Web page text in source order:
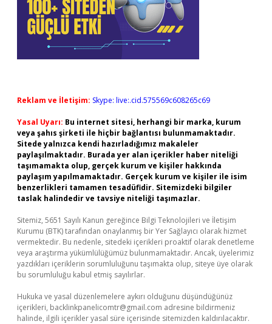
Reklam ve İletişim: Skype: live:.cid.575569c608265c69
Yasal Uyarı: Bu internet sitesi, herhangi bir marka, kurum
veya şahıs şirketi ile hiçbir bağlantısı bulunmamaktadır.
Sitede yalnızca kendi hazırladığımız makaleler
paylaşılmaktadır. Burada yer alan içerikler haber niteliği
taşımamakta olup, gerçek kurum ve kişiler hakkında
paylaşım yapılmamaktadır. Gerçek kurum ve kişiler ile isim
benzerlikleri tamamen tesadüfidir. Sitemizdeki bilgiler
taslak halindedir ve tavsiye niteliği taşımazlar.
Sitemiz, 5651 Sayılı Kanun gereğince Bilgi Teknolojileri ve İletişim
Kurumu (BTK) tarafından onaylanmış bir Yer Sağlayıcı olarak hizmet
vermektedir. Bu nedenle, sitedeki içerikleri proaktif olarak denetleme
veya araştırma yükümlülüğümüz bulunmamaktadır. Ancak, üyelerimiz
yazdıkları içeriklerin sorumluluğunu taşımakta olup, siteye üye olarak
bu sorumluluğu kabul etmiş sayılırlar.
Hukuka ve yasal düzenlemelere aykırı olduğunu düşündüğünüz
içerikleri, backlinkpanelicomtr@gmail.com adresine bildirmeniz
halinde, ilgili içerikler yasal süre içerisinde sitemizden kaldırılacaktır.